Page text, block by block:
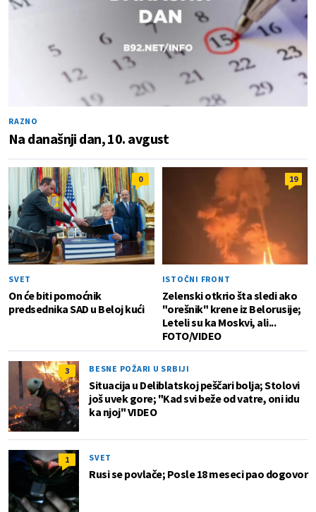
RAZNO
Na današnji dan, 10. avgust
0
SVET
On će biti pomoćnik
predsednika SAD u Beloj kući
19
ISTOČNI FRONT
Zelenski otkrio šta sledi ako
"orešnik" krene iz Belorusije;
Leteli su ka Moskvi, ali...
FOTO/VIDEO
3 BESNE POŽARI U SRBIJI
Situacija u Deliblatskoj peščari bolja; Stolovi
još uvek gore; "Kad svi beže od vatre, oni idu
ka njoj" VIDEO
1 SVET
Rusi se povlače; Posle 18 meseci pao dogovor